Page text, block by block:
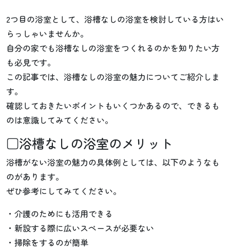
2つ目の浴室として、浴槽なしの浴室を検討している方はい
らっしゃいませんか。
自分の家でも浴槽なしの浴室をつくれるのかを知りたい方
も必見です。
この記事では、浴槽なしの浴室の魅力についてご紹介しま
す。
確認しておきたいポイントもいくつかあるので、できるも
のは意識してみてください。
□浴槽なしの浴室のメリット
浴槽がない浴室の魅力の具体例としては、以下のようなも
のがあります。
ぜひ参考にしてみてください。
・介護のためにも活用できる
・新設する際に広いスペースが必要ない
・掃除をするのが簡単